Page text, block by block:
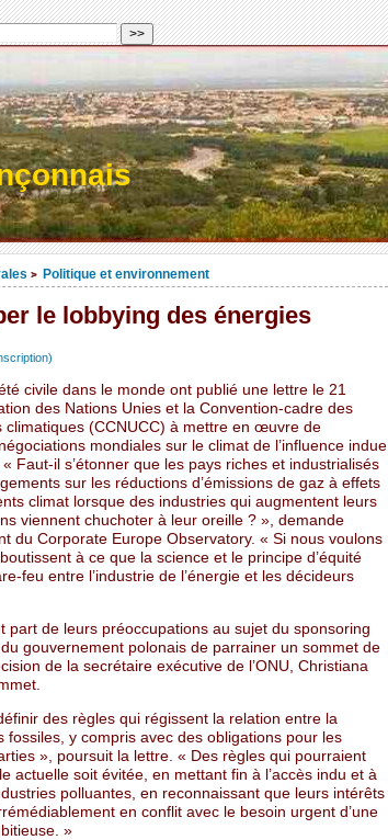
> Politique et environnement
le lobbying des énergies
civile dans le monde ont publié une lettre le 21
des Nations Unies et la Convention-cadre des
climatiques (CCNUCC) à mettre en œuvre de
mondiales sur le climat de l’influence indue
Faut-il s’étonner que les pays riches et industrialisés
sur les réductions d’émissions de gaz à effets
climat lorsque des industries qui augmentent leurs
viennent chuchoter à leur oreille ? », demande
du Corporate Europe Observatory. « Si nous voulons
à ce que la science et le principe d’équité
feu entre l’industrie de l’énergie et les décideurs
part de leurs préoccupations au sujet du sponsoring
gouvernement polonais de parrainer un sommet de
de la secrétaire exécutive de l’ONU, Christiana
des règles qui régissent la relation entre la
fossiles, y compris avec des obligations pour les
», poursuit la lettre. « Des règles qui pourraient
actuelle soit évitée, en mettant fin à l’accès indu et à
polluantes, en reconnaissant que leurs intérêts
en conflit avec le besoin urgent d’une
»